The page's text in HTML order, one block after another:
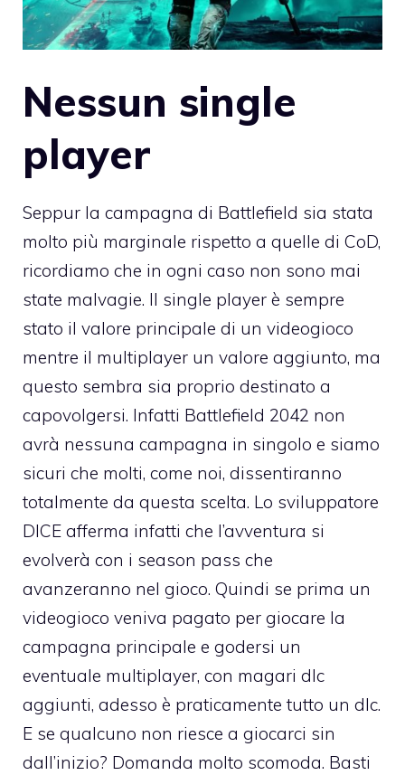
Nessun single
player
Seppur la campagna di Battlefield sia stata
molto più marginale rispetto a quelle di CoD,
ricordiamo che in ogni caso non sono mai
state malvagie. Il single player è sempre
stato il valore principale di un videogioco
mentre il multiplayer un valore aggiunto, ma
questo sembra sia proprio destinato a
capovolgersi. Infatti Battlefield 2042 non
avrà nessuna campagna in singolo e siamo
sicuri che molti, come noi, dissentiranno
totalmente da questa scelta. Lo sviluppatore
DICE afferma infatti che l’avventura si
evolverà con i season pass che
avanzeranno nel gioco. Quindi se prima un
videogioco veniva pagato per giocare la
campagna principale e godersi un
eventuale multiplayer, con magari dlc
aggiunti, adesso è praticamente tutto un dlc.
E se qualcuno non riesce a giocarci sin
dall’inizio? Domanda molto scomoda. Basti